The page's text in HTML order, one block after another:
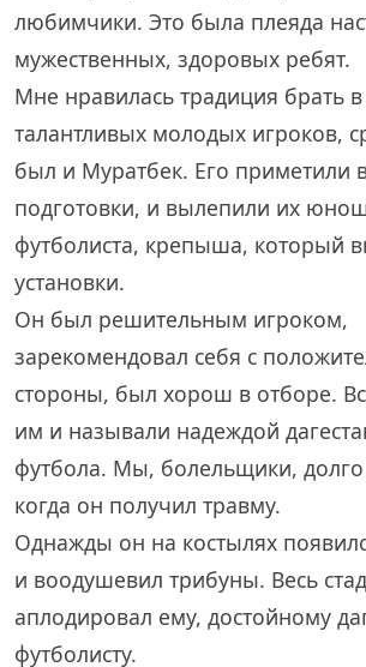
любимчики. Это была плеяда
мужественных, здоровых ребят.
Мне нравилась традиция брать
талантливых молодых игроков,
был и Муратбек. Его приметили
подготовки, и вылепили их
футболиста, крепыша, который
установки.
Он был решительным игроком,
зарекомендовал себя с
стороны, был хорош в отборе.
им и называли надеждой
футбола. Мы, болельщики,
когда он получил травму.
Однажды он на костылях
и воодушевил трибуны. Весь
аплодировал ему, достойному
футболисту.